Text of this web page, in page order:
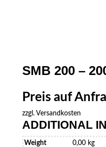
SMB 200 –
Preis auf
zzgl. Versandkosten
ADDITIONAL
Weight
0,00 kg